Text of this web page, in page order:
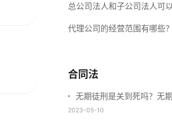
限责任公司与有限责任公司
总公司法人和子公司法人可
个人吗？总公司更名分公司
代理公司的经营范围有哪些
合同法
无期徒刑是关到死吗？无
以减刑减刑的条件是什么呢
2023-05-10